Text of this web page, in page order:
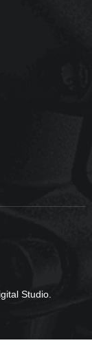
Studio.